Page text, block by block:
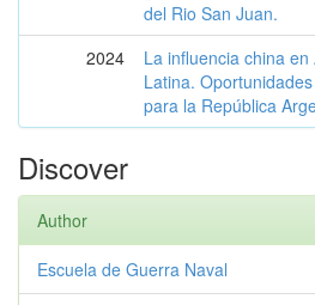
del Rio San Juan.
2024
La influencia china en
Latina.
para la República
Discover
Author
Escuela de Guerra Naval